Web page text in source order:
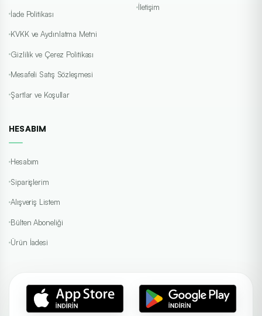
İade Politikası
KVKK ve Aydınlatma Metni
Gizlilik ve Çerez Politikası
Mesafeli Satış Sözleşmesi
Şartlar ve Koşullar
İletişim
HESABIM
Hesabım
Siparişlerim
Alışveriş Listem
Bülten Aboneliği
Ürün İadesi